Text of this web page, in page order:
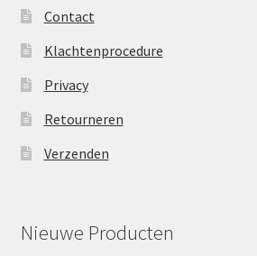
Contact
Klachtenprocedure
Privacy
Retourneren
Verzenden
Nieuwe Producten